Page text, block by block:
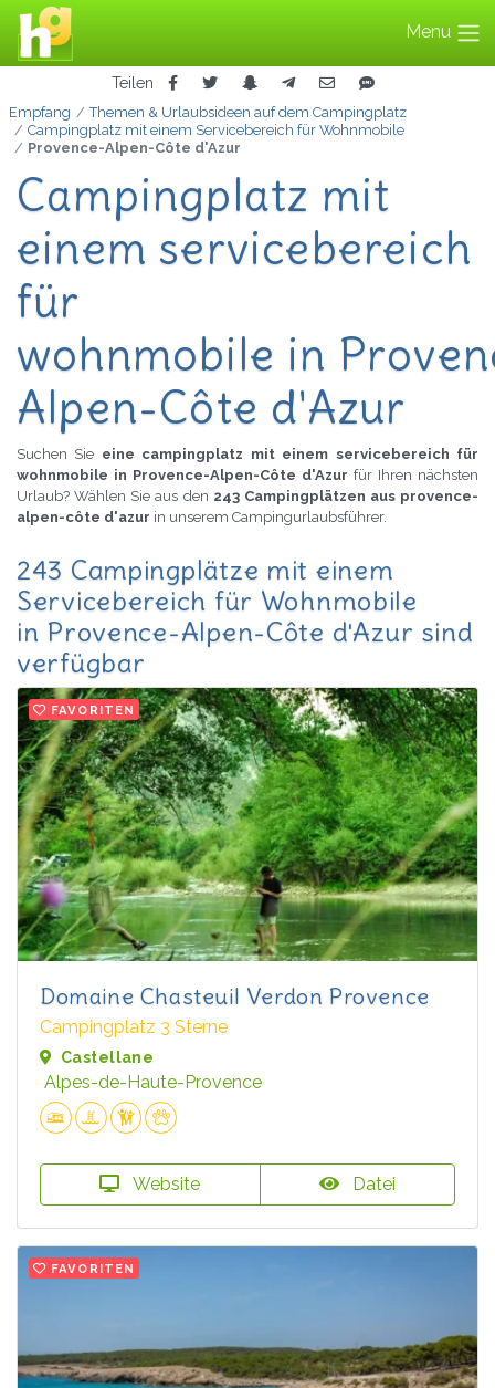
Menu
Teilen
Empfang
Themen & Urlaubsideen auf dem Campingplatz
Campingplatz mit einem Servicebereich für Wohnmobile
Provence-Alpen-Côte d'Azur
Campingplatz mit
einem servicebereich
für
wohnmobile in
Alpen-Côte d'Azur
Suchen Sie eine campingplatz mit einem servicebereich für
wohnmobile in Provence-Alpen-Côte d'Azur für Ihren nächsten
Urlaub? Wählen Sie aus den 243 Campingplätzen aus provence-
alpen-côte d'azur in unserem Campingurlaubsführer.
243 Campingplätze mit einem
Servicebereich für Wohnmobile
in Provence-Alpen-Côte d'Azur sind
verfügbar
FAVORITEN
Domaine Chasteuil Verdon Provence
Campingplatz 3 Sterne
Castellane
Alpes-de-Haute-Provence
Website Datei
FAVORITEN